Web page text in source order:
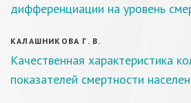
дифференциации на уровень
КАЛАШНИКОВА Г. В.
Качественная характеристика
показателей смертности